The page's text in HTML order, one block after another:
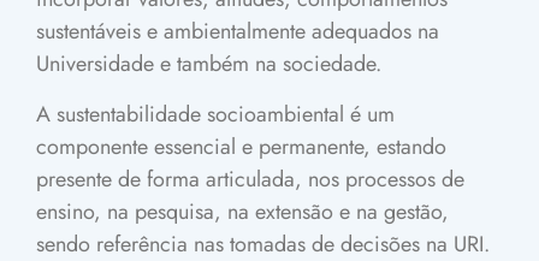
sustentáveis e ambientalmente adequados na
Universidade e também na sociedade.
A sustentabilidade socioambiental é um
componente essencial e permanente, estando
presente de forma articulada, nos processos de
ensino, na pesquisa, na extensão e na gestão,
sendo referência nas tomadas de decisões na URI.